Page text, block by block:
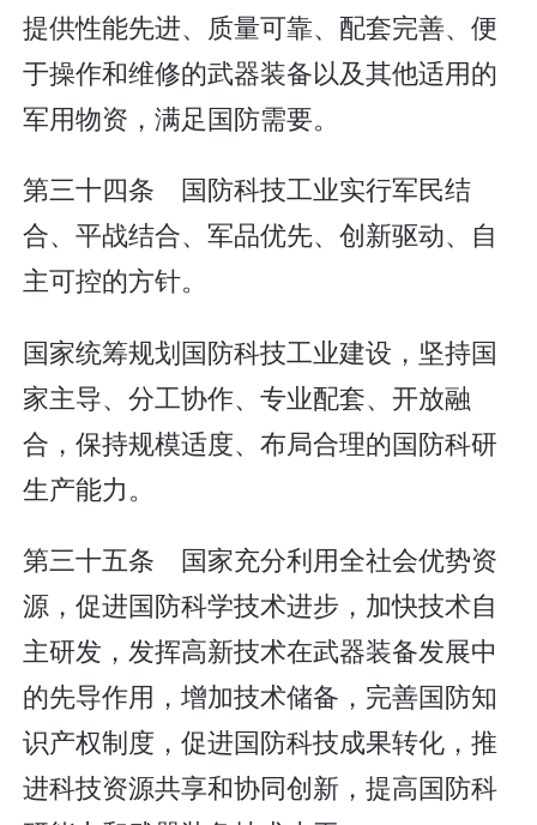
提供性能先进、质量可靠、配套完善、便
于操作和维修的武器装备以及其他适用的
军用物资，满足国防需要。
第三十四条 国防科技工业实行军民结
合、平战结合、军品优先、创新驱动、自
主可控的方针。
国家统筹规划国防科技工业建设，坚持国
家主导、分工协作、专业配套、开放融
合，保持规模适度、布局合理的国防科研
生产能力。
第三十五条 国家充分利用全社会优势资
源，促进国防科学技术进步，加快技术自
主研发，发挥高新技术在武器装备发展中
的先导作用，增加技术储备，完善国防知
识产权制度，促进国防科技成果转化，推
进科技资源共享和协同创新，提高国防科